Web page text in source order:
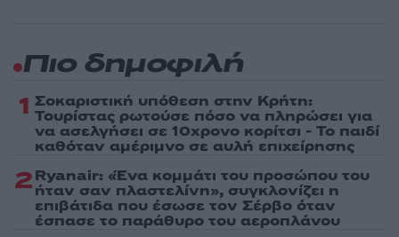
Πιο δημοφιλή
1 Σοκαριστική υπόθεση στην Κρήτη:
Τουρίστας ρωτούσε πόσο να πληρώσει για
να ασελγήσει σε 10χρονο κορίτσι - Το παιδί
καθόταν αμέριμνο σε αυλή επιχείρησης
2Ryanair: «Ένα κομμάτι του προσώπου του
ήταν σαν πλαστελίνη», συγκλονίζει η
επιβάτιδα που έσωσε τον Σέρβο όταν
έσπασε το παράθυρο του αεροπλάνου